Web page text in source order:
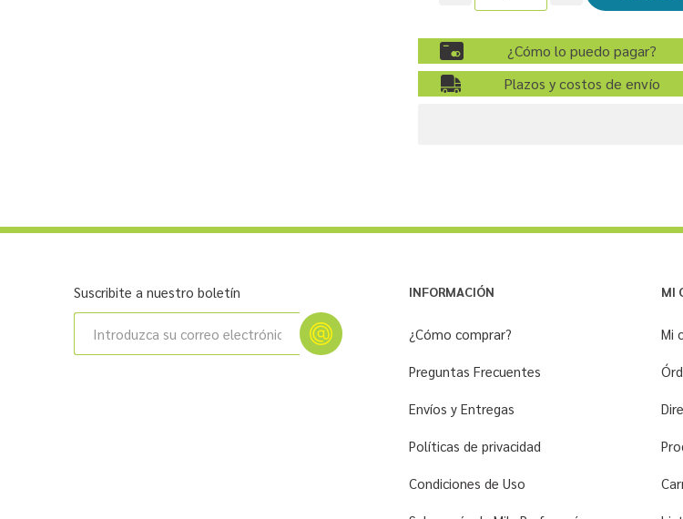
¿Cómo lo puedo pagar?
Plazos y costos de envío
Suscribite a nuestro boletín INFORMACIÓN
¿Cómo comprar?
Preguntas Frecuentes
Envíos y Entregas
Políticas de privacidad
Condiciones de Uso
MI
Mi